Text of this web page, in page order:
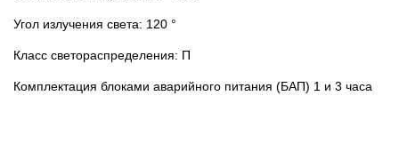
Угол излучения света: 120 °
Класс светораспределения: П
Комплектация блоками аварийного питания (БАП) 1 и 3 часа